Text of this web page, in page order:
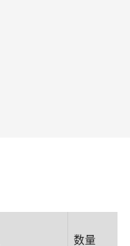
数量